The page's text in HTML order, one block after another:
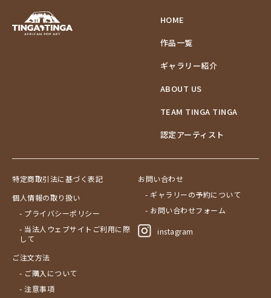
HOME
作品一覧
ギャラリー紹介
ABOUT US
TEAM TINGA TINGA
認定アーティスト
特定商取引法に基づく表記
個人情報の取り扱い
- プライバシーポリシー
- 当法人ウェブサイトご利用に際
して
ご注文方法
- ご購入について
- 注意事項
お問い合わせ
- ギャラリーの予約について
- お問い合わせフォーム
instagram